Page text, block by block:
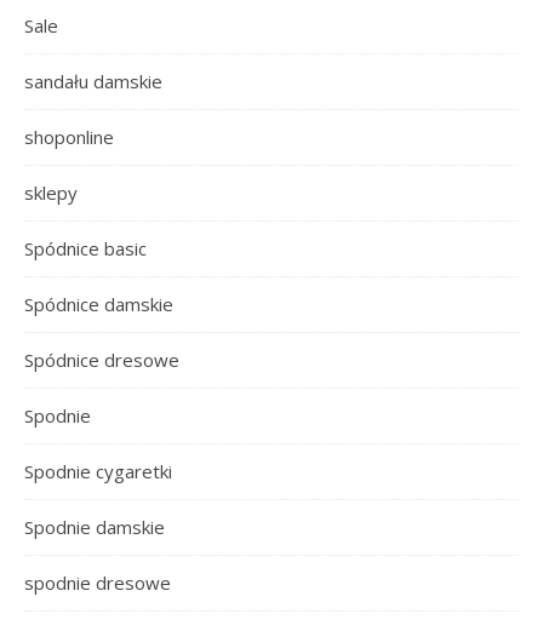
Sale
sandału damskie
shoponline
sklepy
Spódnice basic
Spódnice damskie
Spódnice dresowe
Spodnie
Spodnie cygaretki
Spodnie damskie
spodnie dresowe